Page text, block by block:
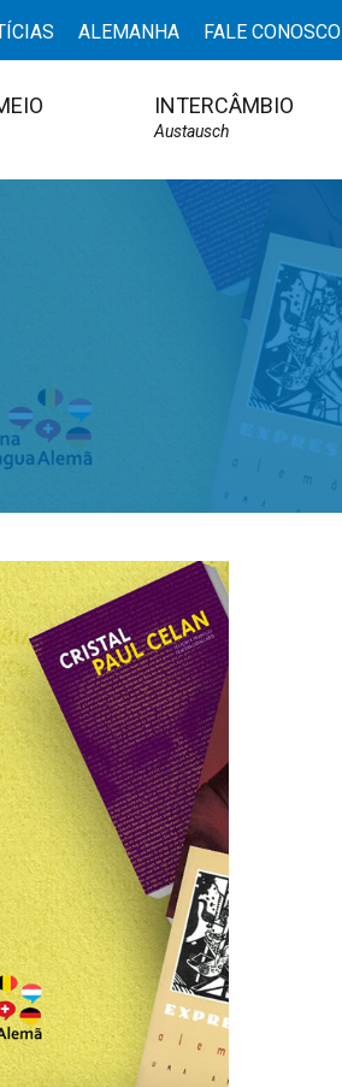
ALEMANHA FALE CONOSCO
INTERCÂMBIO
Austausch